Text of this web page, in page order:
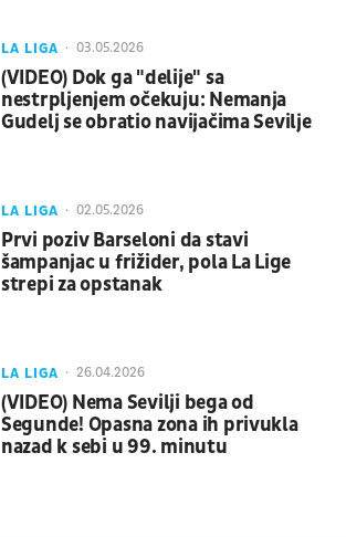
LA LIGA 03.05.2026
(VIDEO) Dok ga "delije" sa
nestrpljenjem očekuju: Nemanja
Gudelj se obratio navijačima Sevilje
LA LIGA 02.05.2026
Prvi poziv Barseloni da stavi
šampanjac u frižider, pola La Lige
strepi za opstanak
LA LIGA 26.04.2026
(VIDEO) Nema Sevilji bega od
Segunde! Opasna zona ih privukla
nazad k sebi u 99. minutu